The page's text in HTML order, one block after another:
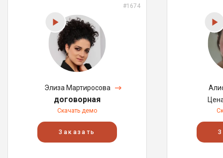
#1674
Элиза Мартиросова
договорная
Скачать демо
Заказать